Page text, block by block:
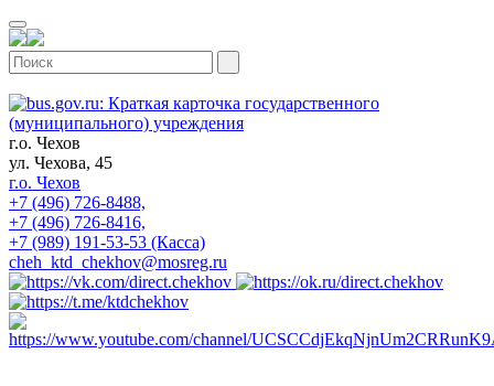
г.о. Чехов
ул. Чехова, 45
г.о. Чехов
+7 (496) 726-8488,
+7 (496) 726-8416,
+7 (989) 191-53-53 (Касса)
cheh_ktd_chekhov@mosreg.ru